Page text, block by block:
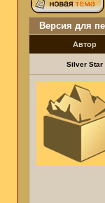
Версия для
Автор
Silver Star